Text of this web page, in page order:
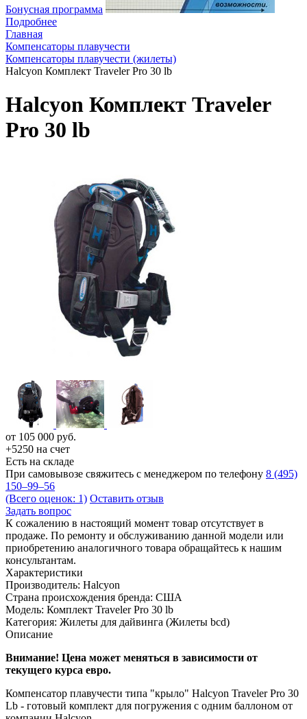
Бонусная программа
Подробнее
Главная
Компенсаторы плавучести
Компенсаторы плавучести (жилеты)
Halcyon Комплект Traveler Pro 30 lb
Halcyon Комплект Traveler
Pro 30 lb
от 105 000 руб.
+5250 на счет
Есть на складе
При самовывозе свяжитесь с менеджером по телефону 8 (495)
150–99–56
(Всего оценок: 1) Оставить отзыв
Задать вопрос
К сожалению в настоящий момент товар отсутствует в
продаже. По ремонту и обслуживанию данной модели или
приобретению аналогичного товара обращайтесь к нашим
консультантам.
Характеристики
Производитель: Halcyon
Страна происхождения бренда: США
Модель: Комплект Traveler Pro 30 lb
Категория: Жилеты для дайвинга (Жилеты bcd)
Описание
Внимание! Цена может меняться в зависимости от
текущего курса евро.
Компенсатор плавучести типа "крыло" Halcyon Traveler Pro 30
Lb - готовый комплект для погружения с одним баллоном от